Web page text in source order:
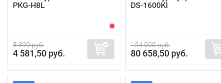
PKG-H8L
5 390 руб.
4 581,50 руб.
DS-1600KI
124 090 руб.
80 658,50 руб.